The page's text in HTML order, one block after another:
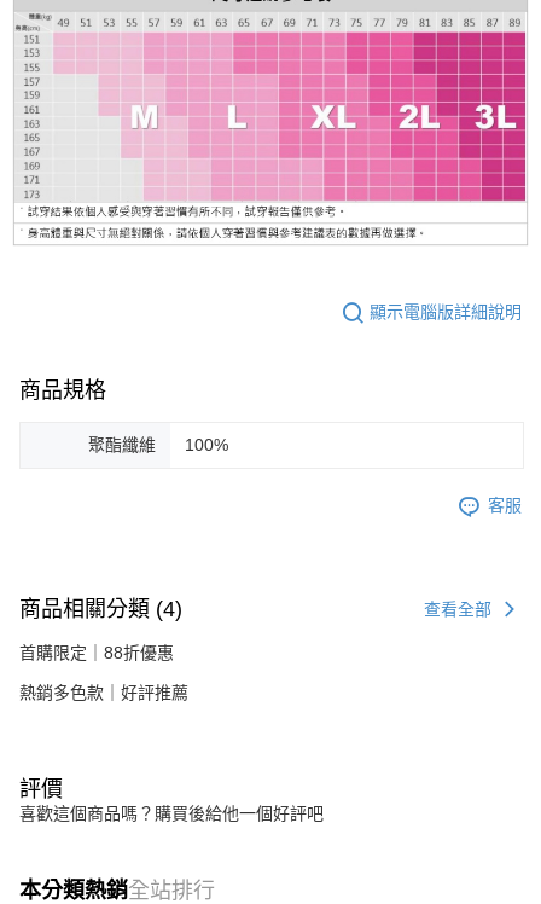
顯示電腦版詳細說明
商品規格
聚酯纖維 100%
客服
商品相關分類 (4) 查看全部
首購限定｜88折優惠
熱銷多色款｜好評推薦
評價
喜歡這個商品嗎？購買後給他一個好評吧
本分類熱銷全站排行